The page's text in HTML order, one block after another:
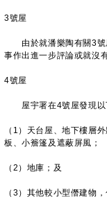
3號屋
由於就潘樂陶有關3號
事作出進一步評論或就沒
4號屋
屋宇署在4號屋發現以
（1）天台屋、地下樓層
板、小簷篷及遮蔽屏風；
（2）地庫；及
（3）其他較小型僭建物，